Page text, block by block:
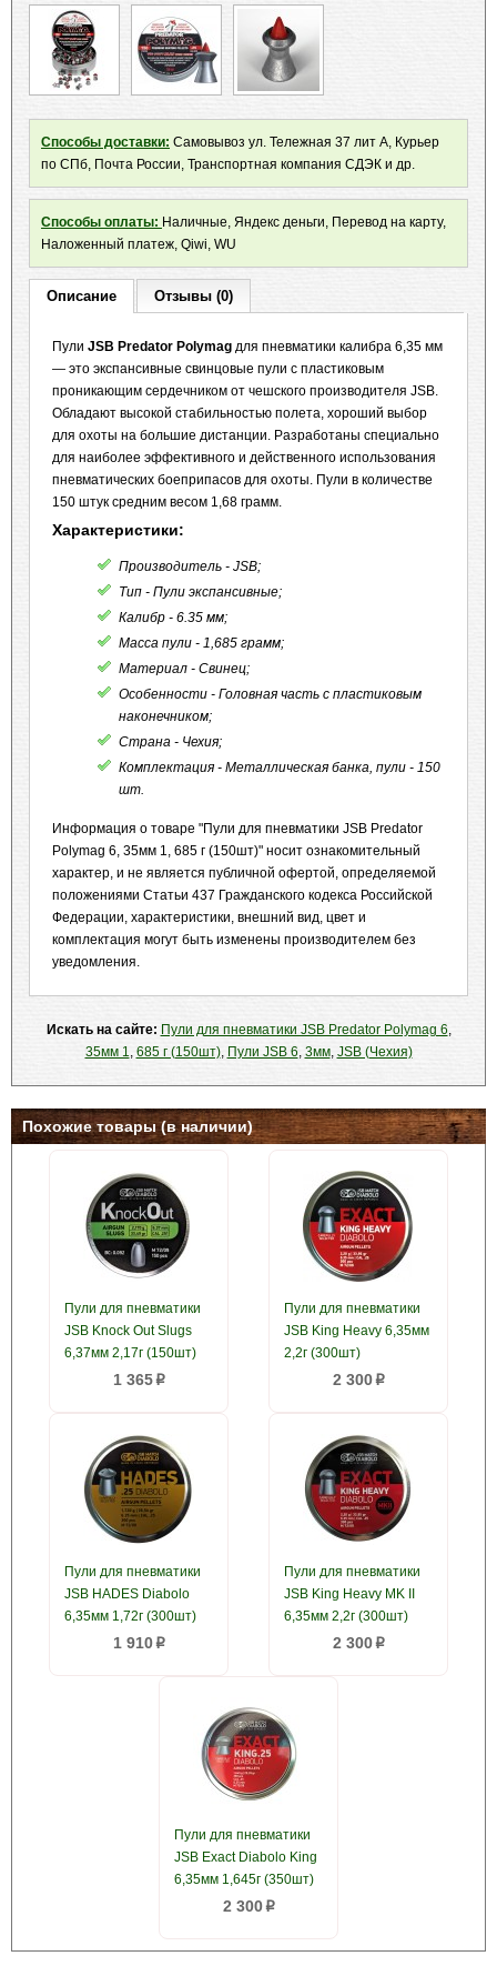
Способы доставки: Самовывоз ул. Тележная 37 лит А, Курьер
по СПб, Почта России, Транспортная компания СДЭК и др.
Способы оплаты: Наличные, Яндекс деньги, Перевод на карту,
Наложенный платеж, Qiwi, WU
Описание Отзывы (0)
Пули JSB Predator Polymag для пневматики калибра 6,35 мм
— это экспансивные свинцовые пули с пластиковым
проникающим сердечником от чешского производителя JSB.
Обладают высокой стабильностью полета, хороший выбор
для охоты на большие дистанции. Разработаны специально
для наиболее эффективного и действенного использования
пневматических боеприпасов для охоты. Пули в количестве
150 штук средним весом 1,68 грамм.
Характеристики:
Производитель - JSB;
Тип - Пули экспансивные;
Калибр - 6.35 мм;
Масса пули - 1,685 грамм;
Материал - Свинец;
Особенности - Головная часть с пластиковым
наконечником;
Страна - Чехия;
Комплектация - Металлическая банка, пули - 150
шт.
Информация о товаре "Пули для пневматики JSB Predator
Polymag 6, 35мм 1, 685 г (150шт)" носит ознакомительный
характер, и не является публичной офертой, определяемой
положениями Статьи 437 Гражданского кодекса Российской
Федерации, характеристики, внешний вид, цвет и
комплектация могут быть изменены производителем без
уведомления.
Искать на сайте: Пули для пневматики JSB Predator Polymag 6,
35мм 1, 685 г (150шт), Пули JSB 6, 3мм, JSB (Чехия)
Похожие товары (в наличии)
Пули для пневматики
JSB Knock Out Slugs
6,37мм 2,17г (150шт)
1 365p
Пули для пневматики
JSB King Heavy 6,35мм
2,2г (300шт)
2 300p
Пули для пневматики
JSB HADES Diabolo
6,35мм 1,72г (300шт)
1 910p
Пули для пневматики
JSB King Heavy MK II
6,35мм 2,2г (300шт)
2 300p
Пули для пневматики
JSB Exact Diabolo King
6,35мм 1,645г (350шт)
2 300p